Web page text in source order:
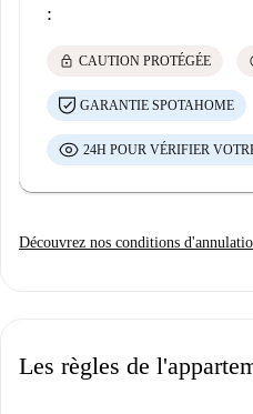
:
lock CAUTION PROTÉGÉE
GARANTIE SPOTAHOME
24H POUR VÉRIFIER
Découvrez nos conditions
Les règles de